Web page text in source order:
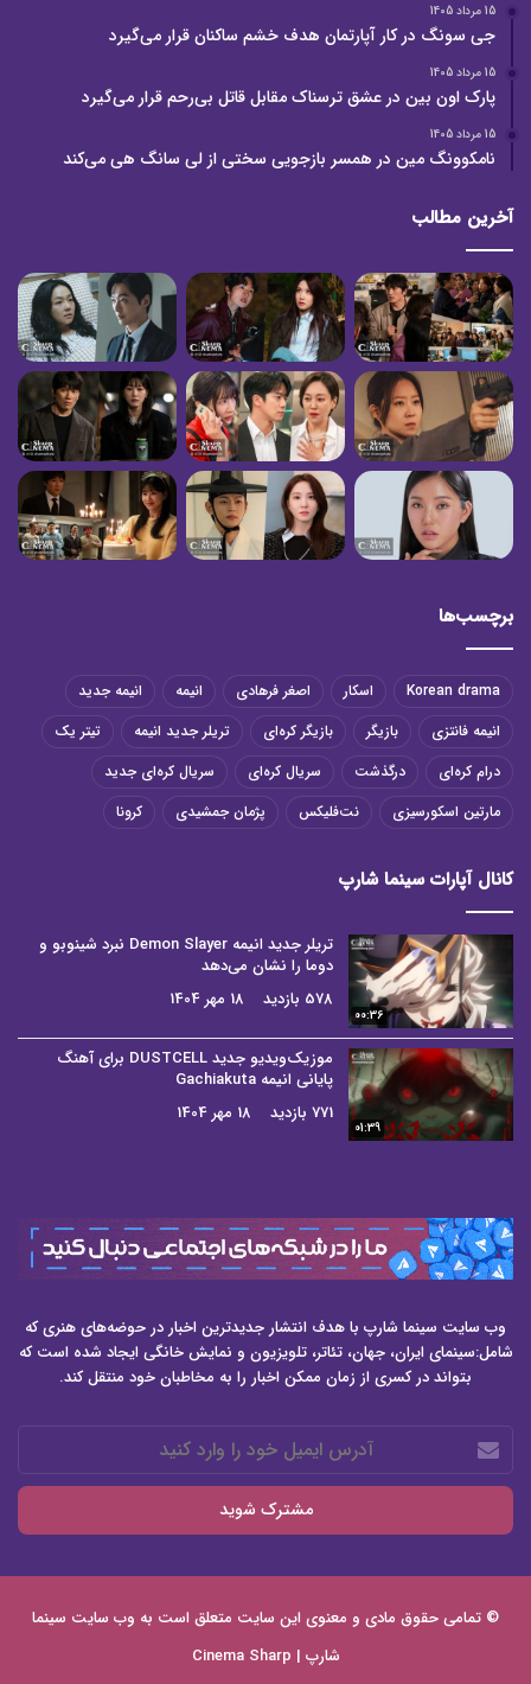
15 مرداد 1405
جی سونگ در کار آپارتمان هدف خشم ساکنان قرار می‌گیرد
15 مرداد 1405
پارک اون بین در عشق ترسناک مقابل قاتل بی‌رحم قرار می‌گیرد
15 مرداد 1405
نامکوونگ مین در همسر بازجویی سختی از لی سانگ هی می‌کند
آخرین مطالب
برچسب‌ها
Korean drama اسکار اصغر فرهادی انیمه
انیمه جدید
انیمه فانتزی
بازیگر بازیگر کره‌ای تریلر جدید انیمه
تیتر یک
درام کره‌ای
درگذشت سریال کره‌ای
سریال کره‌ای جدید
مارتین اسکورسیزی
نت‌فلیکس پژمان جمشیدی کرونا
کانال آپارات سینما شارپ
00:36
تریلر جدید انیمه Demon Slayer نبرد شینوبو و
دوما را نشان می‌دهد
578 بازدید
18 مهر 1404
01:39
موزیک‌ویدیو جدید DUSTCELL برای آهنگ
پایانی انیمه Gachiakuta
771 بازدید
18 مهر 1404
وب سایت سینما شارپ با هدف انتشار جدیدترین اخبار در حوضه‌های هنری که
شامل:سینمای ایران، جهان، تئاتر، تلویزیون و نمایش خانگی ایجاد شده است که
بتواند در کسری از زمان ممکن اخبار را به مخاطبان خود منتقل کند.
آدرس
ایمیل
خود
وارد
© تمامی حقوق مادی و معنوی این سایت متعلق است به وب سایت سینما
شارپ | Cinema Sharp